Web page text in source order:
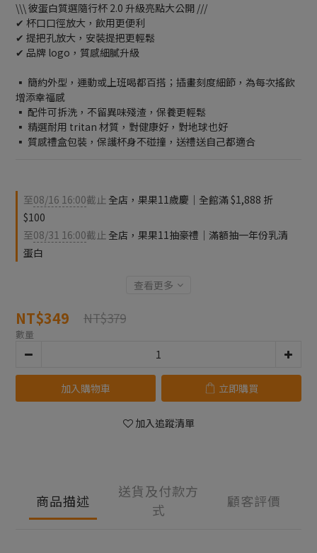
\\\ 彼蛋白質選隨行杯 2.0 升級亮點大公開 ///
✔︎ 杯口口徑放大，飲用更便利
✔︎ 提把孔放大，安裝提把更輕鬆
✔︎ 品牌 logo，質感細膩升級
▪️ 簡約外型，運動或上班喝都百搭；插畫刻度細節，為每次搖飲
增添幸福感
▪️ 配件可拆洗，不留異味殘渣，保養更輕鬆
▪️ 精選耐用 tritan 材質，對健康好，對地球也好
▪️ 質感禮盒包裝，保護杯身不碰撞，送禮送自己都適合
至08/16 16:00截止 全店，果果11歲慶｜全館滿 $1,888 折
$100
至08/31 16:00截止 全店，果果11抽豪禮｜滿額抽一年份乳清
蛋白
查看更多
NT$349 NT$379
數量
加入購物車 立即購買
加入追蹤清單
商品描述
送貨及付款方
式
顧客評價